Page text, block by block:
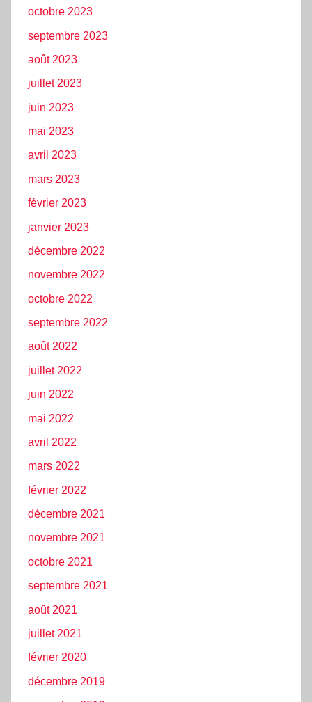
octobre 2023
septembre 2023
août 2023
juillet 2023
juin 2023
mai 2023
avril 2023
mars 2023
février 2023
janvier 2023
décembre 2022
novembre 2022
octobre 2022
septembre 2022
août 2022
juillet 2022
juin 2022
mai 2022
avril 2022
mars 2022
février 2022
décembre 2021
novembre 2021
octobre 2021
septembre 2021
août 2021
juillet 2021
février 2020
décembre 2019